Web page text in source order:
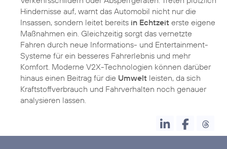
Hindernisse auf, warnt das Automobil nicht nur die
Insassen, sondern leitet bereits in Echtzeit erste eigene
Maßnahmen ein. Gleichzeitig sorgt das vernetzte
Fahren durch neue Informations- und Entertainment-
Systeme für ein besseres Fahrerlebnis und mehr
Komfort. Moderne V2X-Technologien können darüber
hinaus einen Beitrag für die Umwelt leisten, da sich
Kraftstoffverbrauch und Fahrverhalten noch genauer
analysieren lassen.